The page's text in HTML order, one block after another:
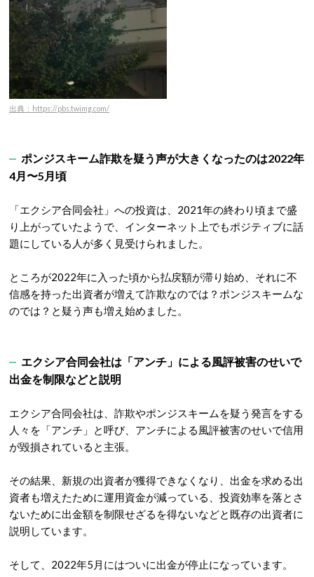
出典：https://pbs.twimg.com/
ポンジスキーム詐欺を疑う声が大きくなったのは2022年
4月〜5月頃
「エクシア合同会社」への投資は、2021年の終わり頃まで盛
り上がっていたようで、インターネット上でもポジティブに話
題にしている人が多く見受けられました。
ところが2022年に入った頃から払戻額が滞り始め、それに不
信感を持った出資者が増えて詐欺なのでは？ポンジスキームな
のでは？と疑う声も増え始めました。
エクシア合同会社は「アンチ」による風評被害のせいで
出金を制限などと説明
エクシア合同会社は、詐欺やポンジスキームを疑う発言をする
人々を「アンチ」と呼び、アンチによる風評被害のせいで信用
が毀損されていると主張。
その結果、新規の出資者が獲得できなくなり、出金を求める出
資者も増えたために運用資金が減っている、投資効率を落とさ
ないために出金額を制限せざるを得ないなどと既存の出資者に
説明しています。
そして、2022年5月にはついに出金が停止になっています。